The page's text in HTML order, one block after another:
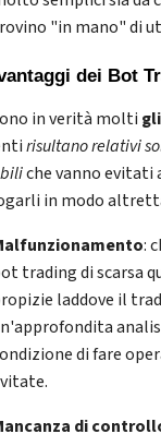
"in mano" di
dei Bot
in verità molti
risultano relativi
che vanno evitati
in modo
:
trading di scarsa
laddove il
di fare
di